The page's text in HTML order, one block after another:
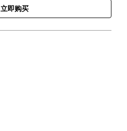
立即购买